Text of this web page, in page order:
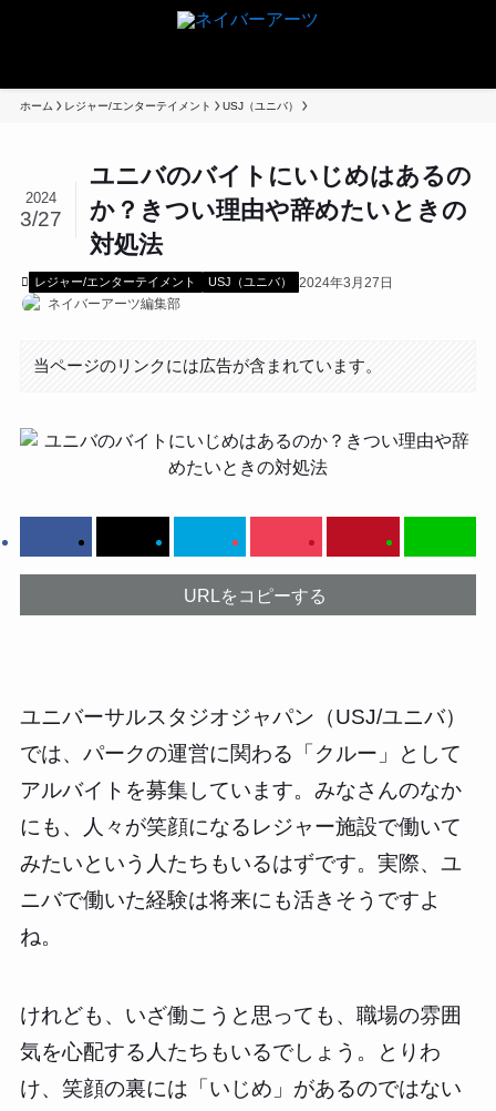
ホーム レジャー/エンターテイメント USJ（ユニバ）
ユニバのバイトにいじめはあるの
か？きつい理由や辞めたいときの
対処法
2024
3/27
レジャー/エンターテイメント USJ（ユニバ）
2024年3月27日
ネイバーアーツ編集部
当ページのリンクには広告が含まれています。
URLをコピーする
ユニバーサルスタジオジャパン（USJ/ユニバ）
では、パークの運営に関わる「クルー」として
アルバイトを募集しています。みなさんのなか
にも、人々が笑顔になるレジャー施設で働いて
みたいという人たちもいるはずです。実際、ユ
ニバで働いた経験は将来にも活きそうですよ
ね。
けれども、いざ働こうと思っても、職場の雰囲
気を心配する人たちもいるでしょう。とりわ
け、笑顔の裏には「いじめ」があるのではない